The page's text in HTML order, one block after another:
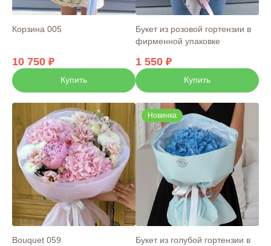
Корзина 005
10 750
Купить
Букет из розовой гортензии в
фирменной упаковке
1 550
Купить
Bouquet 059
Новинка
Букет из голубой гортензии в